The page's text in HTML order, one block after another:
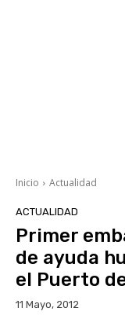
Inicio Actualidad
ACTUALIDAD
Primer
de ayuda
el Puerto
11 Mayo, 2012